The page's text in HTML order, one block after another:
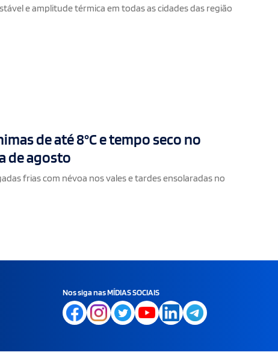
e amplitude térmica em todas as cidades das região
de até 8°C e tempo seco no
de agosto
frias com névoa nos vales e tardes ensolaradas no
Nos siga nas MÍDIAS SOCIAIS